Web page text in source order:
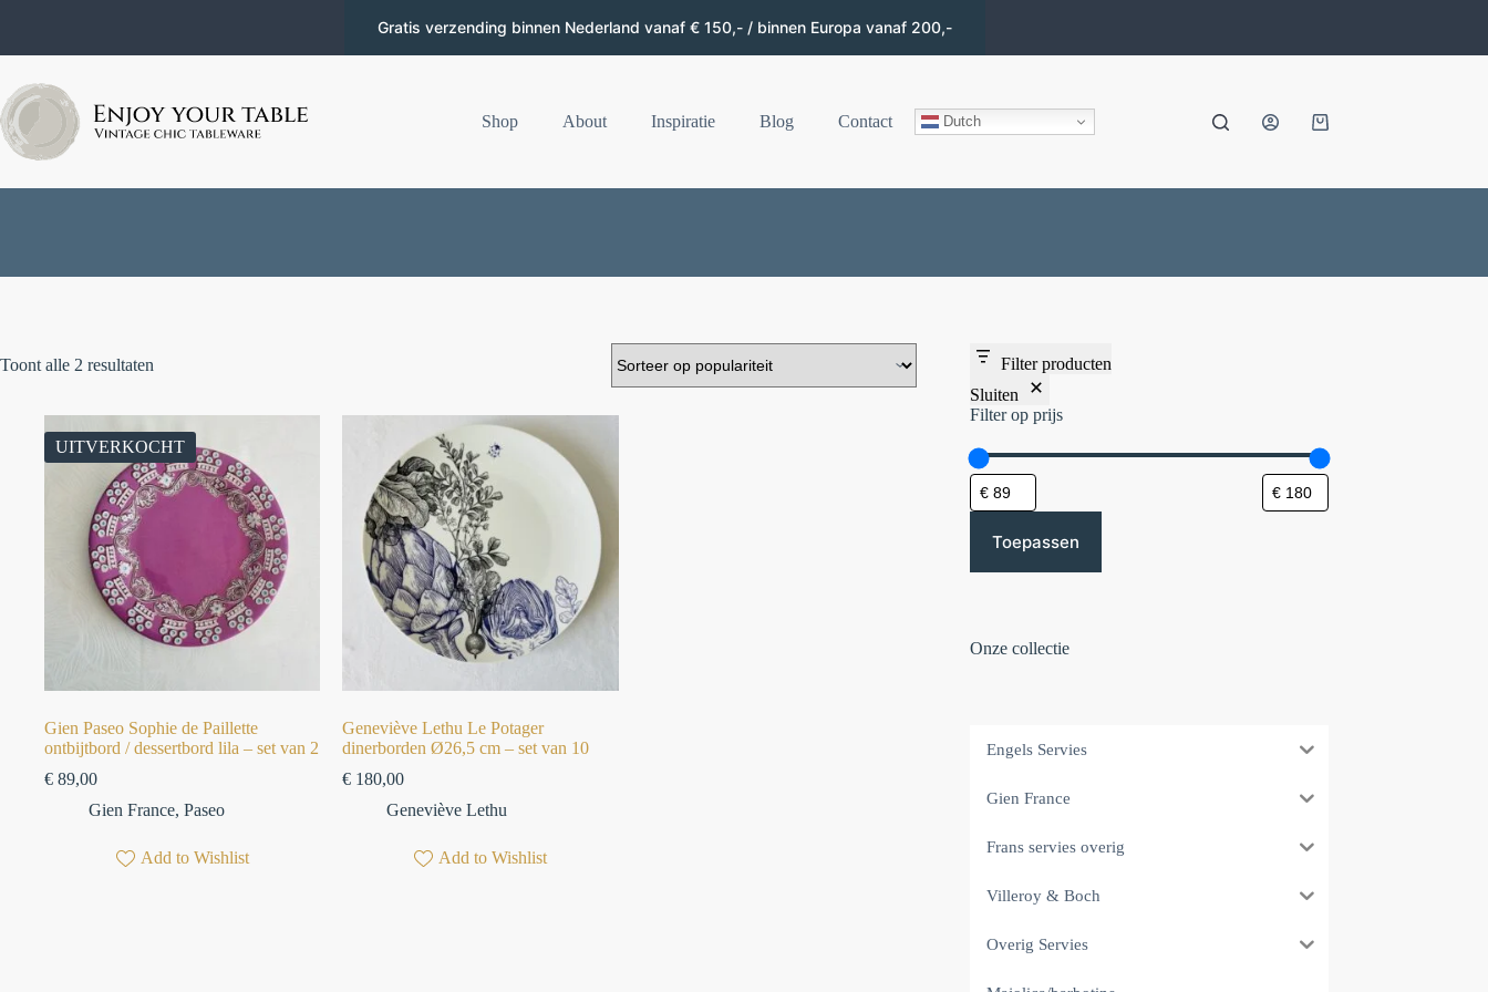
Gratis verzending binnen Nederland vanaf € 150,- / binnen Europa vanaf 200,-
Shop About Inspiratie Blog Contact Dutch
Toont alle 2 resultaten
UITVERKOCHT
Gien Paseo Sophie de Paillette
ontbijtbord / dessertbord lila – set van 2
€ 89,00
Gien France, Paseo
Add to Wishlist
Geneviève Lethu Le Potager
dinerborden Ø26,5 cm – set van 10
€ 180,00
Geneviève Lethu
Add to Wishlist
Filter producten
Sluiten
Filter op prijs
Toepassen
Onze collectie
Engels Servies
Gien France
Frans servies overig
Villeroy & Boch
Overig Servies